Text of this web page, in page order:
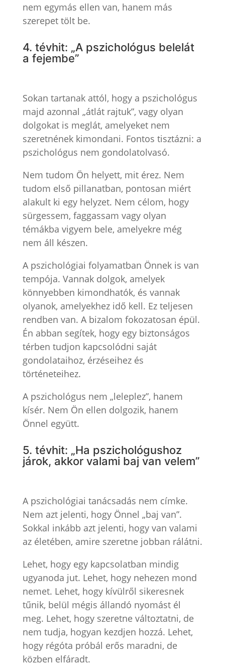
nem egymás ellen van, hanem más
szerepet tölt be.
4. tévhit: „A pszichológus belelát
a fejembe”
Sokan tartanak attól, hogy a pszichológus
majd azonnal „átlát rajtuk”, vagy olyan
dolgokat is meglát, amelyeket nem
szeretnének kimondani. Fontos tisztázni: a
pszichológus nem gondolatolvasó.
Nem tudom Ön helyett, mit érez. Nem
tudom első pillanatban, pontosan miért
alakult ki egy helyzet. Nem célom, hogy
sürgessem, faggassam vagy olyan
témákba vigyem bele, amelyekre még
nem áll készen.
A pszichológiai folyamatban Önnek is van
tempója. Vannak dolgok, amelyek
könnyebben kimondhatók, és vannak
olyanok, amelyekhez idő kell. Ez teljesen
rendben van. A bizalom fokozatosan épül.
Én abban segítek, hogy egy biztonságos
térben tudjon kapcsolódni saját
gondolataihoz, érzéseihez és
történeteihez.
A pszichológus nem „leleplez”, hanem
kísér. Nem Ön ellen dolgozik, hanem
Önnel együtt.
5. tévhit: „Ha pszichológushoz
járok, akkor valami baj van velem”
A pszichológiai tanácsadás nem címke.
Nem azt jelenti, hogy Önnel „baj van”.
Sokkal inkább azt jelenti, hogy van valami
az életében, amire szeretne jobban rálátni.
Lehet, hogy egy kapcsolatban mindig
ugyanoda jut. Lehet, hogy nehezen mond
nemet. Lehet, hogy kívülről sikeresnek
tűnik, belül mégis állandó nyomást él
meg. Lehet, hogy szeretne változtatni, de
nem tudja, hogyan kezdjen hozzá. Lehet,
hogy régóta próbál erős maradni, de
közben elfáradt.